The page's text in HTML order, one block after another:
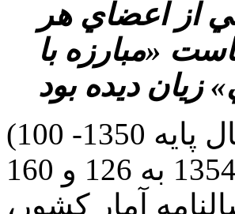
دست كم يكي از اعضاي هر
«مبارزه با
شاخص هزينه‌هاي زندگي از ميزان 100 (سال پايه 1350- 100)
در سال 1350 به ترتيب در سال‌هاي 1353و 1354 به 126 و 160
آمار كشور،